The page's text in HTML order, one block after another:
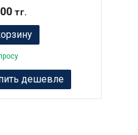
тг.
дешевле